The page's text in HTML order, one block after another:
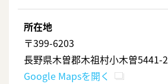
所在地
〒399-6203
長野県木曽郡木祖村小木曽5441-2
Google Mapsを開く